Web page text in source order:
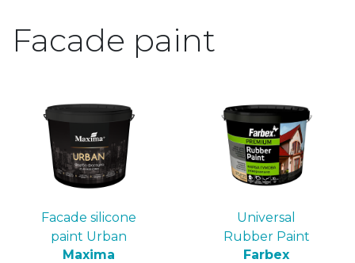
Facade paint
Facade silicone
paint Urban
Maxima
Universal
Rubber Paint
Farbex